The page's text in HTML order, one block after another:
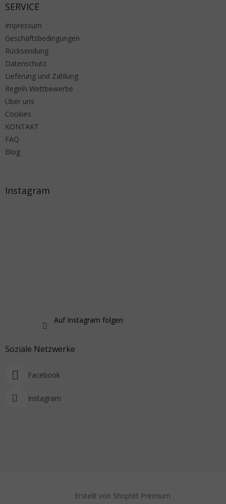
SERVICE
Impressum
Geschäftsbedingungen
Rücksendung
Datenschutz
Lieferung und Zahlung
Regeln Wettbewerbe
Über uns
Cookies
KONTAKT
FAQ
Blog
Instagram
Auf Instagram folgen
Soziale Netzwerke
Facebook
Instagram
Erstellt von Shoptet Premium